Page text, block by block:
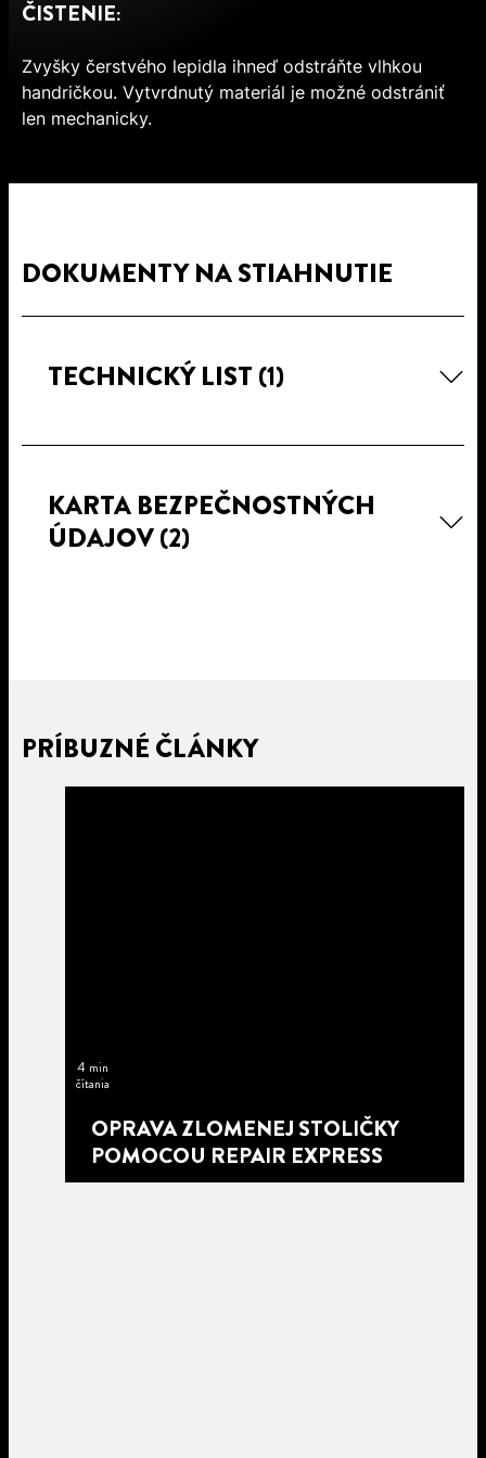
ČISTENIE:
Zvyšky čerstvého lepidla ihneď odstráňte vlhkou
handričkou. Vytvrdnutý materiál je možné odstrániť
len mechanicky.
DOKUMENTY NA STIAHNUTIE
TECHNICKÝ LIST (1)
KARTA BEZPEČNOSTNÝCH
ÚDAJOV(2)
PRÍBUZNÉ ČLÁNKY
4 min
čítania
OPRAVA ZLOMENEJ STOLIČKY
POMOCOU REPAIR EXPRESS